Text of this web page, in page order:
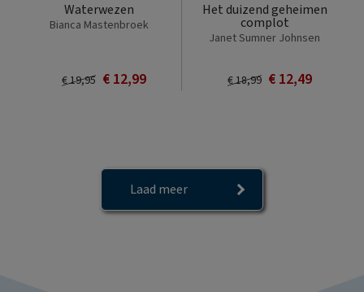
Waterwezen
Bianca Mastenbroek
€ 12,99
€ 19,95
Het duizend geheimen
complot
Janet Sumner Johnsen
€ 12,49
€ 18,99
Laad meer